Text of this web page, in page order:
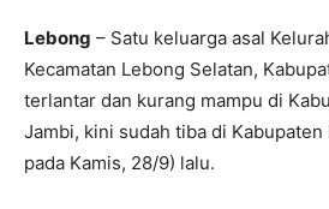
Lebong – Satu keluarga asal
Kecamatan Lebong Selatan,
terlantar dan kurang mampu di
Jambi, kini sudah tiba di
pada Kamis, 28/9) lalu.